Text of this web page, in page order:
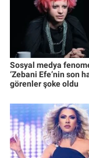
Sosyal medya
‘Zebani Efe’nin son
görenler şoke oldu